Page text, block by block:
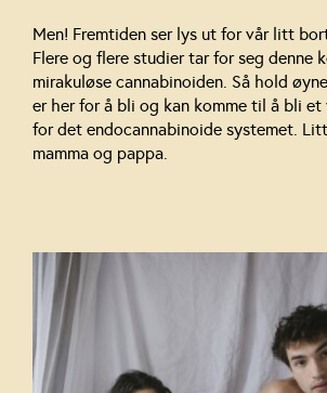
Men! Fremtiden ser lys ut for vår litt
Flere og flere studier tar for seg denne
mirakuløse cannabinoiden. Så hold
er her for å bli og kan komme til å bli
for det endocannabinoide systemet.
mamma og pappa.